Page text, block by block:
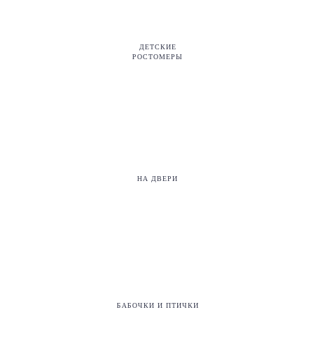
ДЕТСКИЕ
РОСТОМЕРЫ
НА ДВЕРИ
БАБОЧКИ И ПТИЧКИ